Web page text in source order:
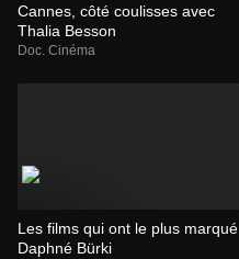
Cannes, côté coulisses avec
Thalia Besson
Doc. Cinéma
Les films qui ont le plus marqué
Daphné Bürki